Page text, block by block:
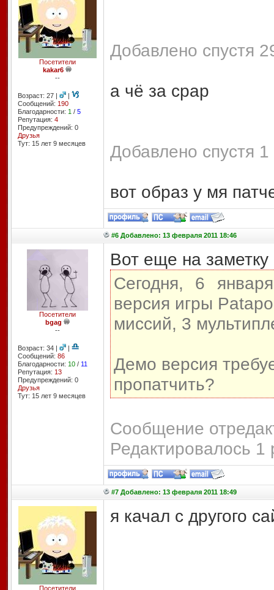
Посетители
kakar6
--
Возраст: 27 |
|
Сообщений: 190
Благодарности: 1 / 5
Репутация: 4
Предупреждений: 0
Друзья
Тут: 15 лет 9 месяцев
Добавлено спустя
а чё за срар
Добавлено спустя
вот образ у мя
#6 Добавлено: 13 февраля 2011 18:46
Посетители
bgag
--
Возраст: 34 |
|
Сообщений: 86
Благодарности: 10/ 11
Репутация: 13
Предупреждений: 0
Друзья
Тут: 15 лет 9 месяцев
Вот еще на
Сегодня, 6
версия игры
миссий, 3
Демо версия
пропатчить?
Сообщение
Редактировалось 1
#7 Добавлено: 13 февраля 2011 18:49
Посетители
я качал с другого